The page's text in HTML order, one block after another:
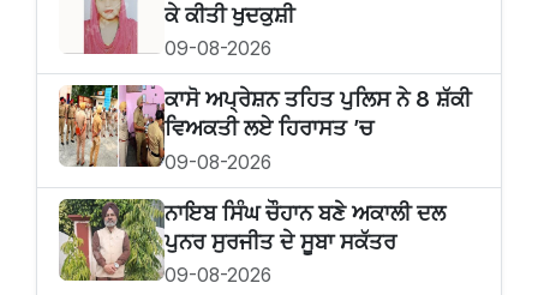
ਕੇ ਕੀਤੀ ਖੁਦਕੁਸ਼ੀ
09-08-2026
ਕਾਸੋ ਅਪ੍ਰੇਸ਼ਨ ਤਹਿਤ ਪੁਲਿਸ ਨੇ 8 ਸ਼ੱਕੀ
ਵਿਅਕਤੀ ਲਏ ਹਿਰਾਸਤ ’ਚ
09-08-2026
ਨਾਇਬ ਸਿੰਘ ਚੌਹਾਨ ਬਣੇ ਅਕਾਲੀ ਦਲ
ਪੁਨਰ ਸੁਰਜੀਤ ਦੇ ਸੂਬਾ ਸਕੱਤਰ
09-08-2026